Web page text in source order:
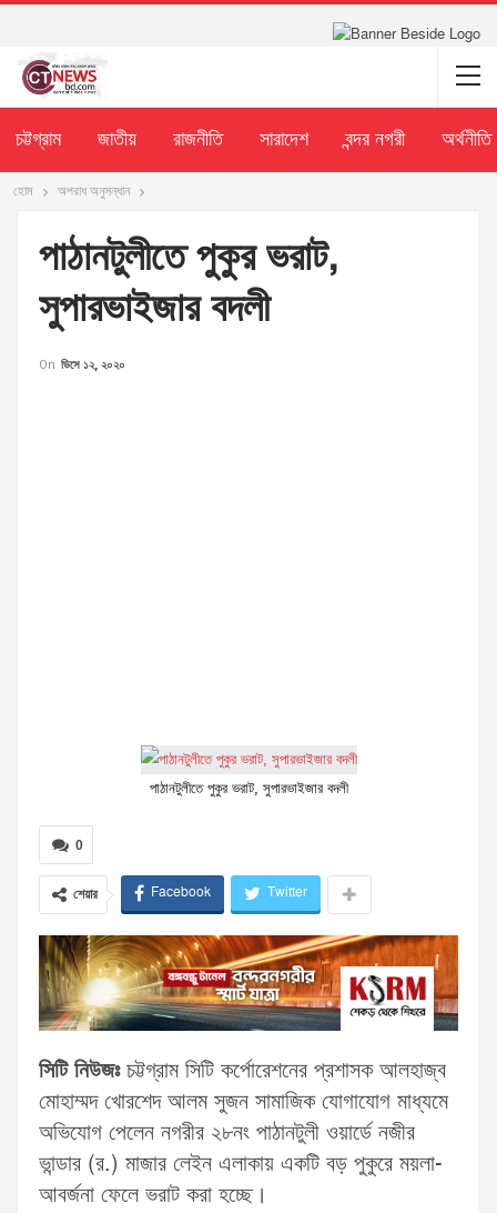
চট্টগ্রাম জাতীয় রাজনীতি সারাদেশ বন্দর নগরী অর্থনীতি
হোম অপরাধ অনুসন্ধান
পাঠানটুলীতে পুকুর ভরাট,
সুপারভাইজার বদলী
On ডিসে ১২, ২০২০
পাঠানটুলীতে পুকুর ভরাট, সুপারভাইজার বদলী
0
শেয়ার Facebook Twitter
সিটি নিউজঃচট্টগ্রাম সিটি কর্পোরেশনের প্রশাসক আলহাজ্ব
মোহাম্মদ খোরশেদ আলম সুজন সামাজিক যোগাযোগ মাধ্যমে
অভিযোগ পেলেন নগরীর ২৮নং পাঠানটুলী ওয়ার্ডে নজীর
ভান্ডার (র.) মাজার লেইন এলাকায় একটি বড় পুকুরে ময়লা-
আবর্জনা ফেলে ভরাট করা হচ্ছে।